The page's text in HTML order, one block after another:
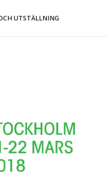
UTSTÄLLNING